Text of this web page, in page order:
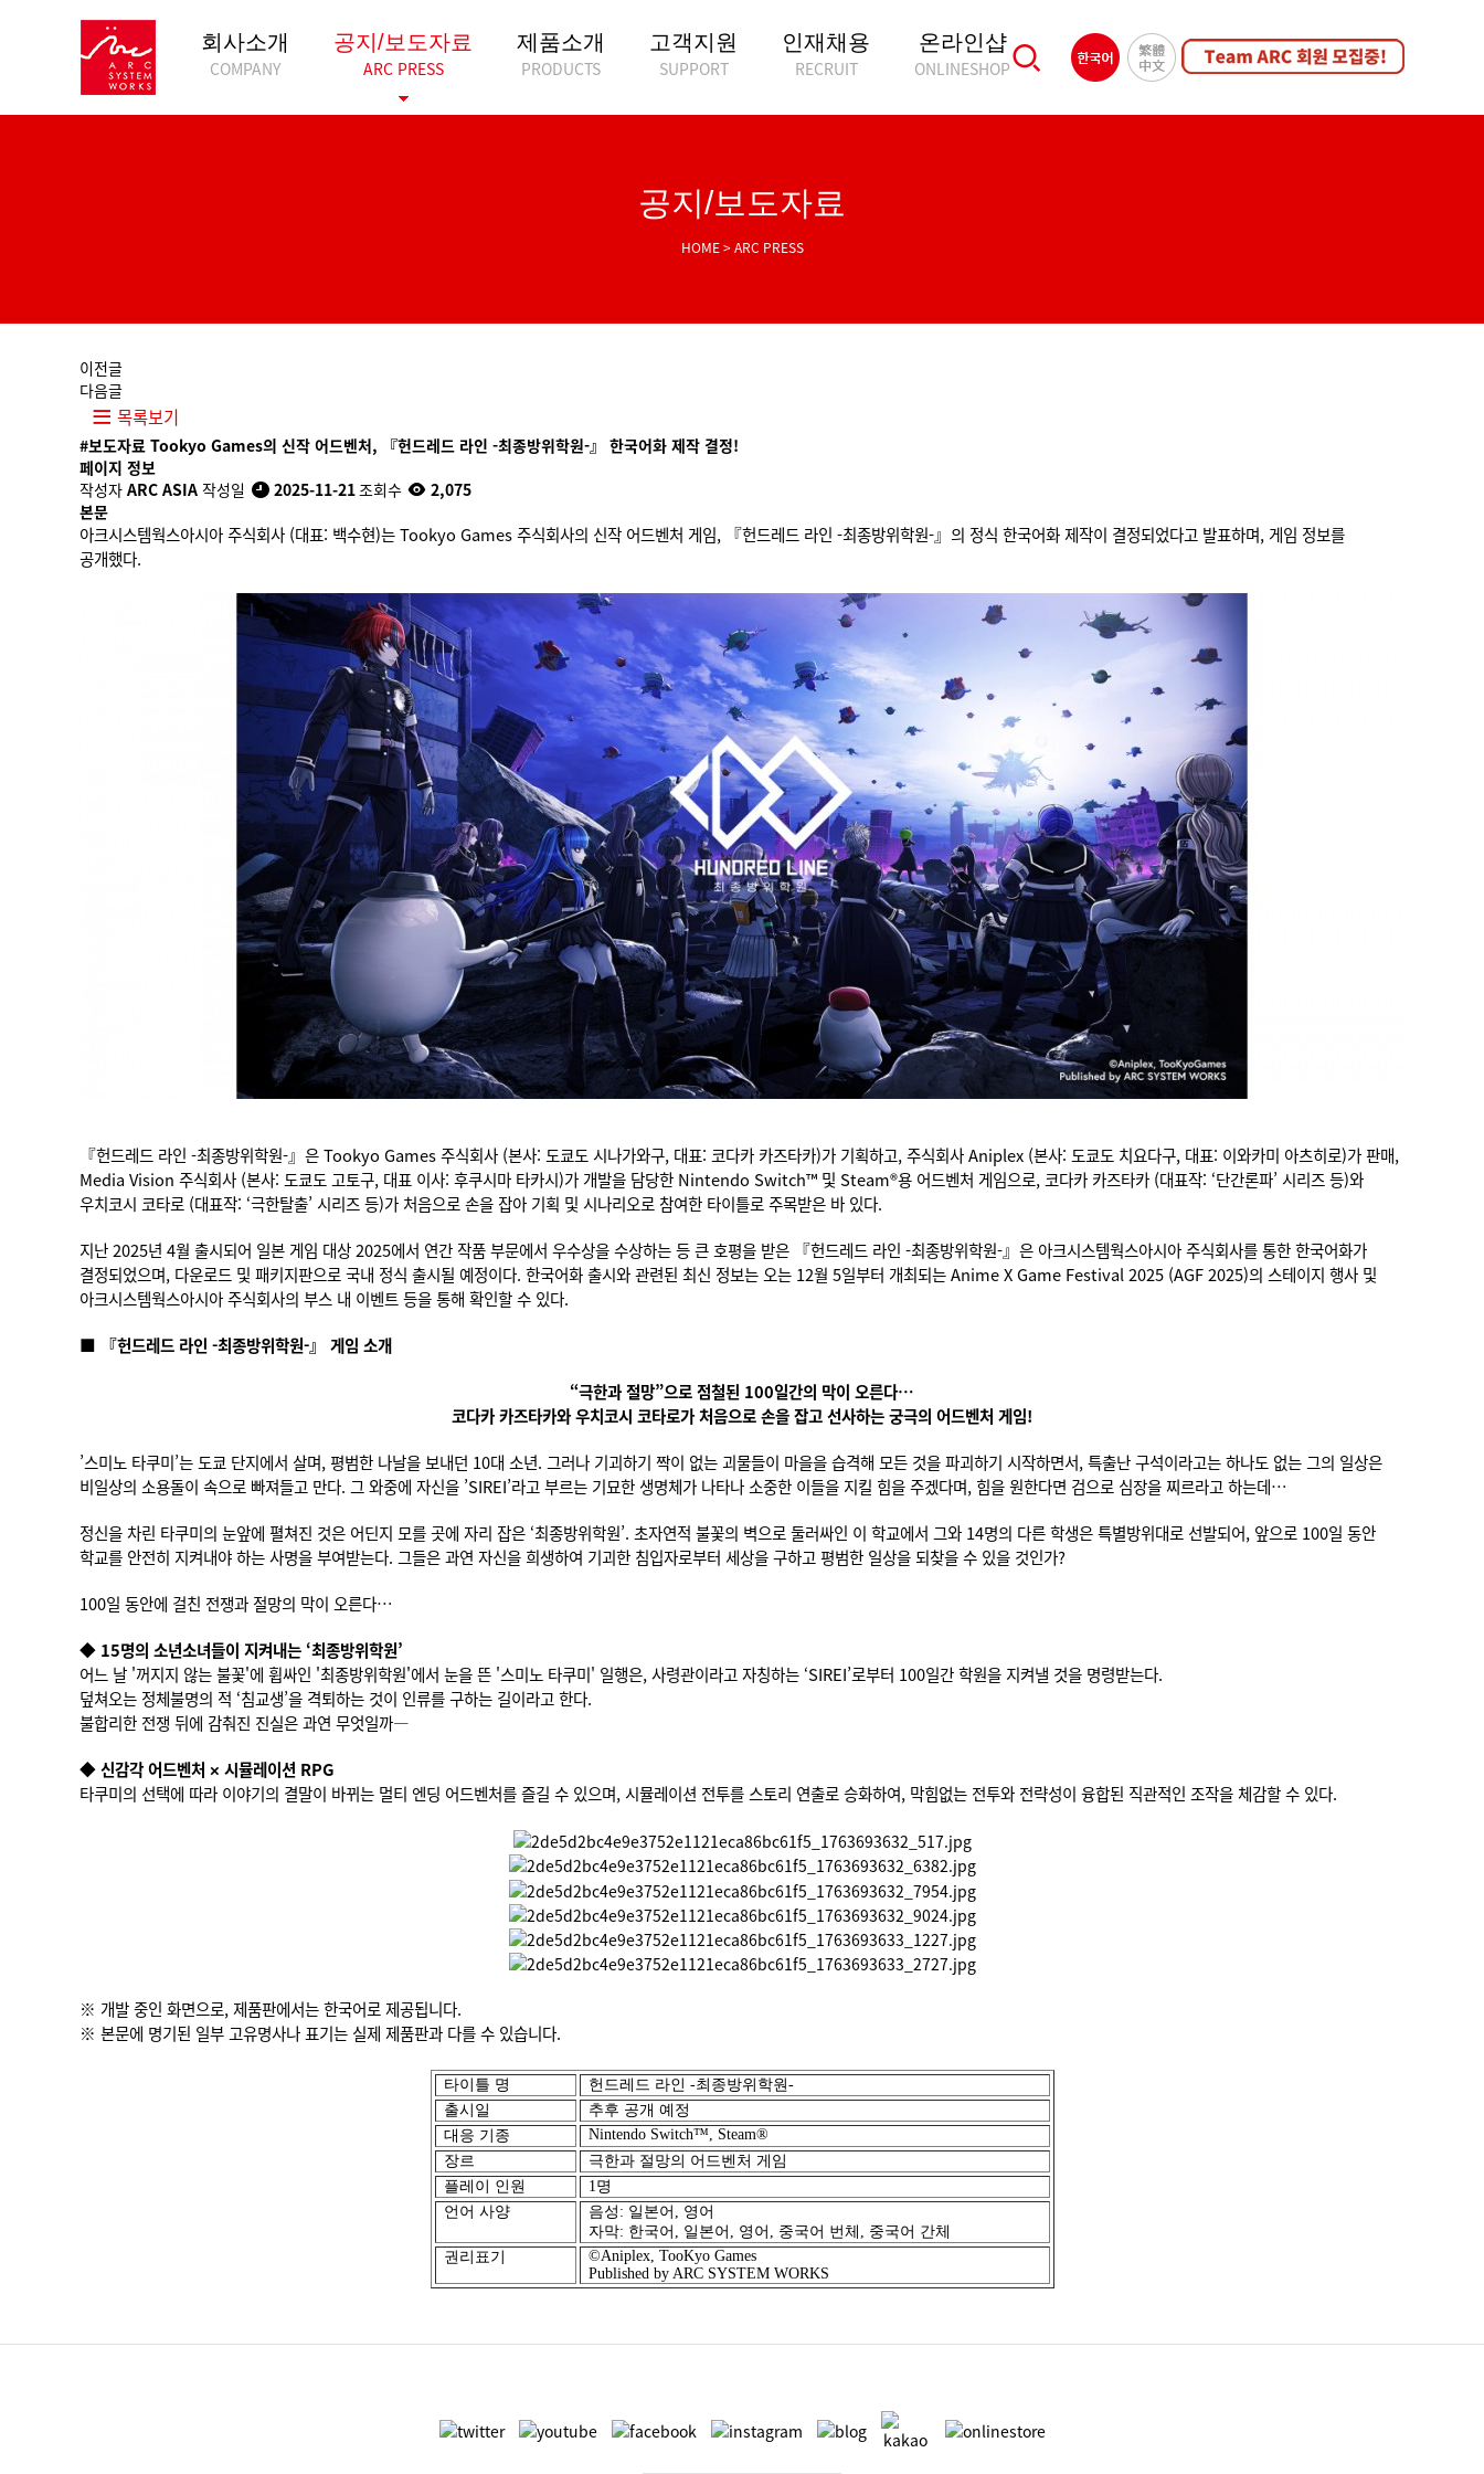
회사소개
COMPANY
공지/보도자료
ARC PRESS
제품소개
PRODUCTS
고객지원
SUPPORT
인재채용
RECRUIT
온라인샵
ONLINESHOP
공지/보도자료
HOME > ARC PRESS
이전글
다음글
목록보기
#보도자료 Tookyo Games의 신작 어드벤처, 『헌드레드 라인 -최종방위학원-』 한국어화 제작 결정!
페이지 정보
작성자 ARC ASIA 작성일 2025-11-21조회수
2,075
본문
아크시스템웍스아시아 주식회사 (대표: 백수현)는 Tookyo Games 주식회사의 신작 어드벤처 게임, 『헌드레드 라인 -최종방위학원-』의 정식 한국어화 제작이 결정되었다고 발표하며, 게임 정보를
공개했다.
『헌드레드 라인 -최종방위학원-』은 Tookyo Games 주식회사 (본사: 도쿄도 시나가와구, 대표: 코다카 카즈타카)가 기획하고, 주식회사 Aniplex (본사: 도쿄도 치요다구, 대표: 이와카미 아츠히로)가 판매,
Media Vision 주식회사 (본사: 도쿄도 고토구, 대표 이사: 후쿠시마 타카시)가 개발을 담당한 Nintendo Switch™ 및 Steam®용 어드벤처 게임으로, 코다카 카즈타카 (대표작: ‘단간론파’ 시리즈 등)와
우치코시 코타로 (대표작: ‘극한탈출’ 시리즈 등)가 처음으로 손을 잡아 기획 및 시나리오로 참여한 타이틀로 주목받은 바 있다.
지난 2025년 4월 출시되어 일본 게임 대상 2025에서 연간 작품 부문에서 우수상을 수상하는 등 큰 호평을 받은 『헌드레드 라인 -최종방위학원-』은 아크시스템웍스아시아 주식회사를 통한 한국어화가
결정되었으며, 다운로드 및 패키지판으로 국내 정식 출시될 예정이다. 한국어화 출시와 관련된 최신 정보는 오는 12월 5일부터 개최되는 Anime X Game Festival 2025 (AGF 2025)의 스테이지 행사 및
아크시스템웍스아시아 주식회사의 부스 내 이벤트 등을 통해 확인할 수 있다.
■ 『헌드레드 라인 -최종방위학원-』 게임 소개
“극한과 절망”으로 점철된 100일간의 막이 오른다…
코다카 카즈타카와 우치코시 코타로가 처음으로 손을 잡고 선사하는 궁극의 어드벤처 게임!
’스미노 타쿠미’는 도쿄 단지에서 살며, 평범한 나날을 보내던 10대 소년. 그러나 기괴하기 짝이 없는 괴물들이 마을을 습격해 모든 것을 파괴하기 시작하면서, 특출난 구석이라고는 하나도 없는 그의 일상은
비일상의 소용돌이 속으로 빠져들고 만다. 그 와중에 자신을 ’SIREI’라고 부르는 기묘한 생명체가 나타나 소중한 이들을 지킬 힘을 주겠다며, 힘을 원한다면 검으로 심장을 찌르라고 하는데…
정신을 차린 타쿠미의 눈앞에 펼쳐진 것은 어딘지 모를 곳에 자리 잡은 ‘최종방위학원’. 초자연적 불꽃의 벽으로 둘러싸인 이 학교에서 그와 14명의 다른 학생은 특별방위대로 선발되어, 앞으로 100일 동안
학교를 안전히 지켜내야 하는 사명을 부여받는다. 그들은 과연 자신을 희생하여 기괴한 침입자로부터 세상을 구하고 평범한 일상을 되찾을 수 있을 것인가?
100일 동안에 걸친 전쟁과 절망의 막이 오른다…
◆ 15명의 소년소녀들이 지켜내는 ‘최종방위학원’
어느 날 '꺼지지 않는 불꽃'에 휩싸인 '최종방위학원'에서 눈을 뜬 '스미노 타쿠미' 일행은, 사령관이라고 자칭하는 ‘SIREI’로부터 100일간 학원을 지켜낼 것을 명령받는다.
덮쳐오는 정체불명의 적 ‘침교생’을 격퇴하는 것이 인류를 구하는 길이라고 한다.
불합리한 전쟁 뒤에 감춰진 진실은 과연 무엇일까―
◆ 신감각 어드벤처 × 시뮬레이션 RPG
타쿠미의 선택에 따라 이야기의 결말이 바뀌는 멀티 엔딩 어드벤처를 즐길 수 있으며, 시뮬레이션 전투를 스토리 연출로 승화하여, 막힘없는 전투와 전략성이 융합된 직관적인 조작을 체감할 수 있다.
※ 개발 중인 화면으로, 제품판에서는 한국어로 제공됩니다.
※ 본문에 명기된 일부 고유명사나 표기는 실제 제품판과 다를 수 있습니다.
타이틀 명 헌드레드 라인 -최종방위학원-
출시 일
추후 공개 예정
대응 기종
Nintendo Switch™, Steam®
장르
극한과 절망의 어드벤처 게임
플레이 인원
1명
언어 사양 음성 : 일본어 , 영어
자막: 한국어 , 일본어 , 영어 , 중국어 번체 , 중국어 간체
권리표기
©Aniplex, TooKyo Games
Published by ARC SYSTEM WORKS